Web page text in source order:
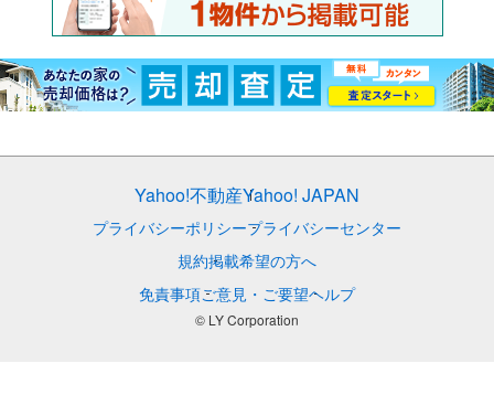
Yahoo!不動産Yahoo! JAPAN
プライバシーポリシープライバシーセンター
規約掲載希望の方へ
免責事項ご意見・ご要望ヘルプ
© LY Corporation